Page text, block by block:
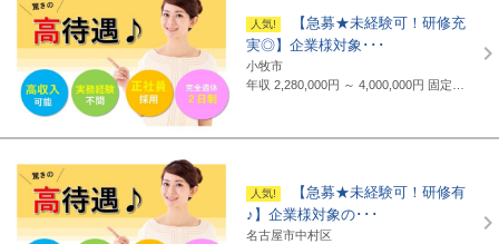
【急募★未経験可！研修充
実◎】企業様対象･･･
小牧市
年収 2,280,000円 ～ 4,000,000円 固定給制 月給16万円～25万円（諸手当含まず）＋報奨金＋賞与年2回 ※地域・能力により異なります。 ◆正職員の平均給与例 434,000円(2019年度実績) ※上記には賞与は含まれていません。 ◆支給例 月給20万円～／東京・神奈川・千葉・埼玉の支社 月給19万円～／愛知・三重・京都・大阪の支社 月給18万円～／山梨・岐阜・静岡・滋賀・兵庫・広島・福岡の支社 ※一部支社により異なる ※入社前に行なわれる研修の受講手当は日給3500円～4000円（地域により異なる） ◆通勤交通費 月額3万5千円まで全額支給(超過部分は2万円まで半額支給)
【急募★未経験可！研修有
♪】企業様対象の･･･
名古屋市中村区